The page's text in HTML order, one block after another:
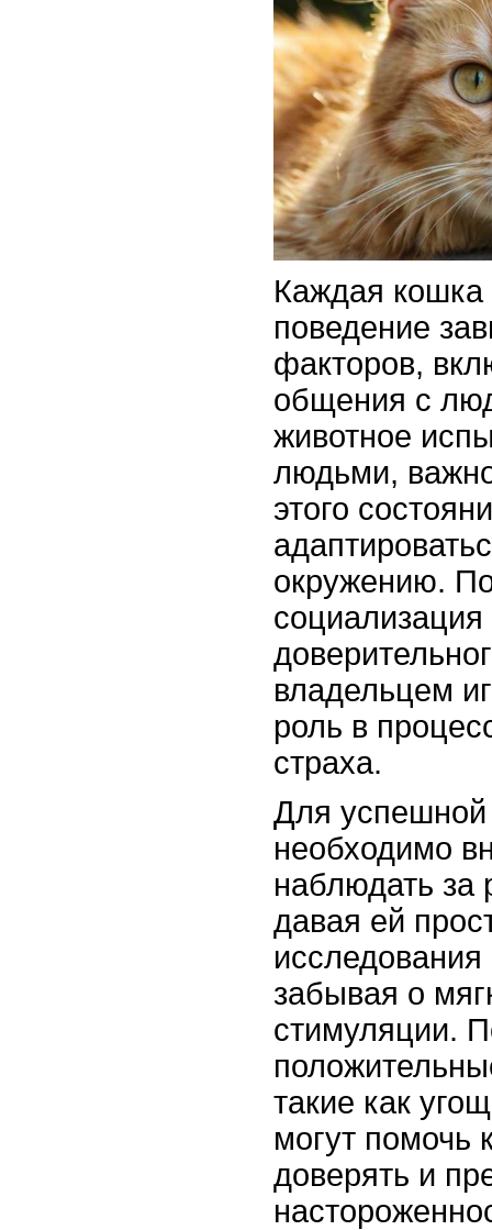
Каждая кошка
поведение
факторов,
общения с
животное
людьми,
этого
окружению.
владельцем
роль в
страха.
Для успешной
необходимо
наблюдать за
давая ей
забывая о
стимуляции.
такие как
могут помочь
доверять и